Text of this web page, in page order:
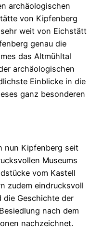
archäologischen
von Kipfenberg
weit von Eichstätt
genau die
das Altmühltal
archäologischen
Einblicke in die
ganz besonderen
nun Kipfenberg seit
Museums
vom Kastell
zudem eindrucksvoll
die Geschichte der
nach dem
nachzeichnet.